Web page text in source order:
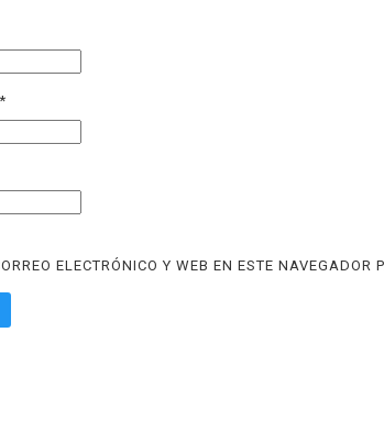
*
ELECTRÓNICO Y WEB EN ESTE NAVEGADOR